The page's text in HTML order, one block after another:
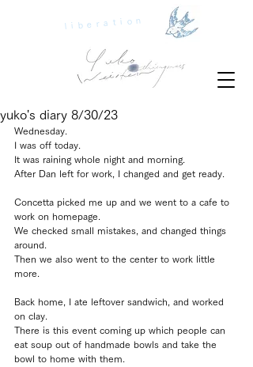
liberation
yuko's diary 8/30/23
Wednesday.
I was off today.
It was raining whole night and morning.
After Dan left for work, I changed and get ready.
Concetta picked me up and we went to a cafe to
work on homepage.
We checked small mistakes, and changed things
around.
Then we also went to the center to work little
more.
Back home, I ate leftover sandwich, and worked
on clay.
There is this event coming up which people can
eat soup out of handmade bowls and take the
bowl to home with them.